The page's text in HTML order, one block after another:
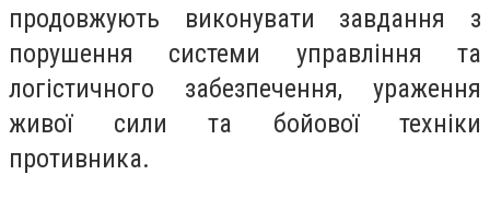
продовжують виконувати завдання з
порушення системи управління та
логістичного забезпечення, ураження
живої сили та бойової техніки
противника.